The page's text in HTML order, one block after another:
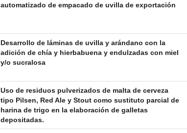
automatizado de empacado de uvilla de exportación
Desarrollo de láminas de uvilla y arándano con la
adición de chía y hierbabuena y endulzadas con miel
y/o sucralosa
Uso de residuos pulverizados de malta de cerveza
tipo Pilsen, Red Ale y Stout como sustituto parcial de
harina de trigo en la elaboración de galletas
depositadas.